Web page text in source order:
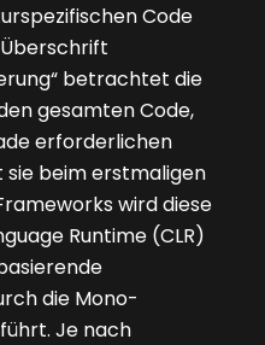
Code
betrachtet die
gesamten Code,
erforderlichen
beim erstmaligen
wird diese
Runtime (CLR)
die Mono-
Je nach